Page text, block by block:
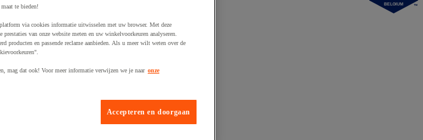
BELGIUM
te bieden!
via cookies informatie uitwisselen met uw browser. Met deze
van onze website meten en uw winkelvoorkeuren analyseren.
producten en passende reclame aanbieden. Als u meer wilt weten over de
mag dat ook! Voor meer informatie verwijzen we je naar onze
Accepteren en doorgaan